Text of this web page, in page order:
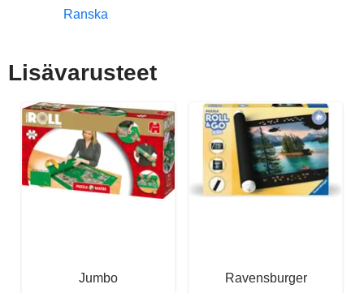
Ranska
Lisävarusteet
Jumbo
Ravensburger